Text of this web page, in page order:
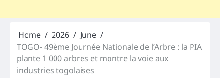
Home 2026
June
TOGO- 49ème Journée Nationale de l’Arbre : la PIA
plante 1 000 arbres et montre la voie aux
industries togolaises